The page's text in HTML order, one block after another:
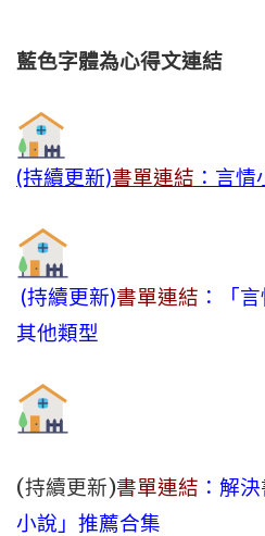
藍色字體為心得文連結
(持續更新)書單連結 ：言
(持續更新)書單連結 ：「
其他類型
(持續更新)書單連結 ：解
小說」推薦合集